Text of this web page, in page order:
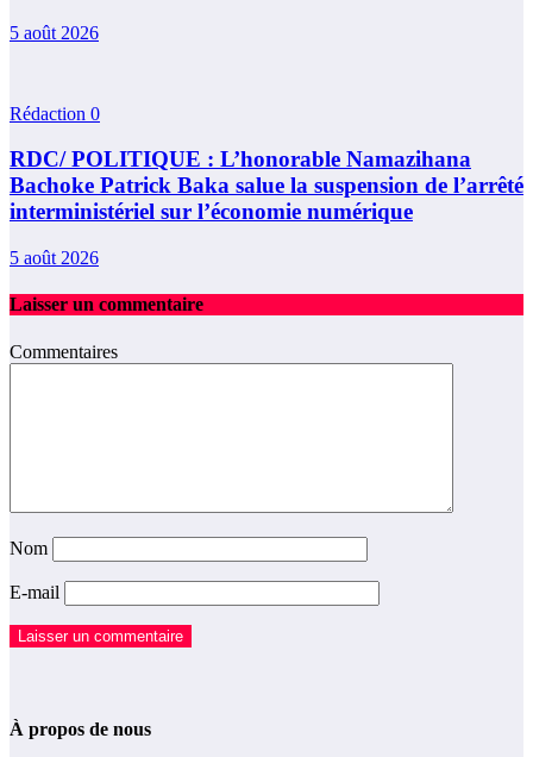
5 août 2026
Rédaction 0
RDC/ POLITIQUE : L’honorable Namazihana
Bachoke Patrick Baka salue la suspension de l’arrêté
interministériel sur l’économie numérique
5 août 2026
Laisser un commentaire
Commentaires
Nom
E-mail
À propos de nous